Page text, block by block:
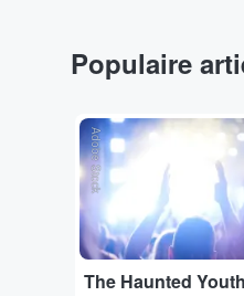
Populaire
Adobe Stock
The Haunted Youth